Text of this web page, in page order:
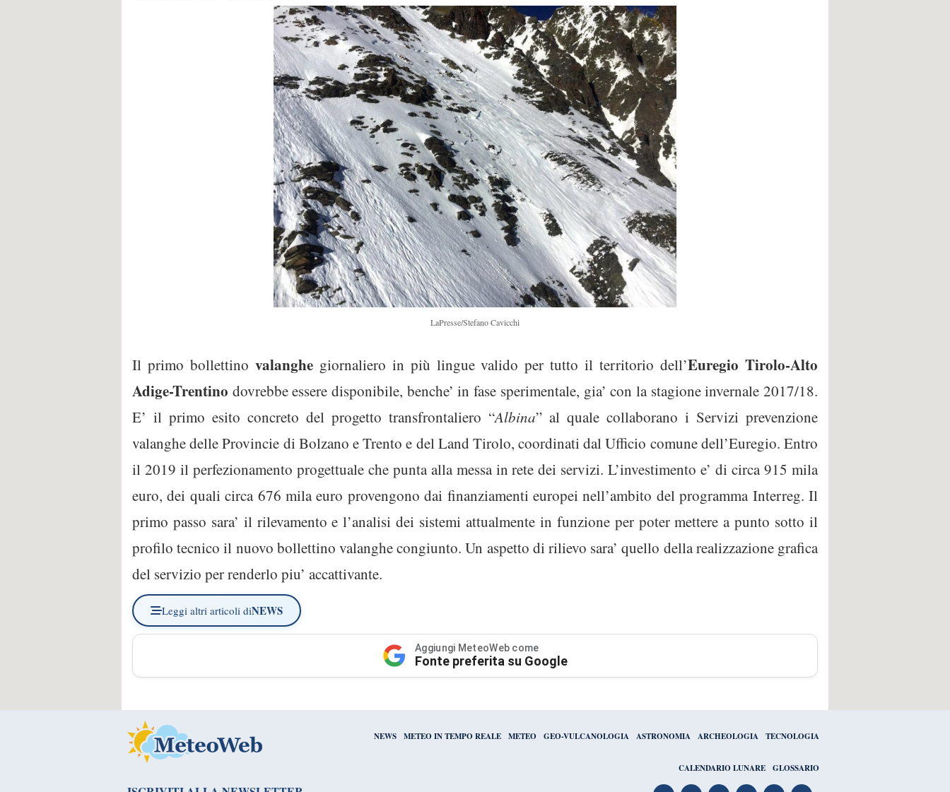
LaPresse/Stefano Cavicchi
Il primo bollettino valanghegiornaliero in più lingue valido per tutto il territorio dell’Euregio Tirolo-Alto
Adige-Trentino dovrebbe essere disponibile, benche’ in fase sperimentale, gia’ con la stagione invernale 2017/18.
E’ il primo esito concreto del progetto transfrontaliero “Albina” al quale collaborano i Servizi prevenzione
valanghe delle Provincie di Bolzano e Trento e del Land Tirolo, coordinati dal Ufficio comune dell’Euregio. Entro
il 2019 il perfezionamento progettuale che punta alla messa in rete dei servizi. L’investimento e’ di circa 915 mila
euro, dei quali circa 676 mila euro provengono dai finanziamenti europei nell’ambito del programma Interreg. Il
primo passo sara’ il rilevamento e l’analisi dei sistemi attualmente in funzione per poter mettere a punto sotto il
profilo tecnico il nuovo bollettino valanghe congiunto. Un aspetto di rilievo sara’ quello della realizzazione grafica
del servizio per renderlo piu’ accattivante.
Leggi altri articoli diNEWS
Aggiungi MeteoWeb come
Fonte preferita su Google
NEWS METEO IN TEMPO REALE METEO GEO-VULCANOLOGIA ASTRONOMIA ARCHEOLOGIA TECNOLOGIA
CALENDARIO LUNARE GLOSSARIO